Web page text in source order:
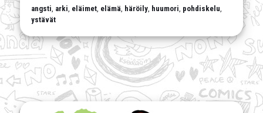
angsti arki eläimet elämä häröily huumori pohdiskelu
ystävät